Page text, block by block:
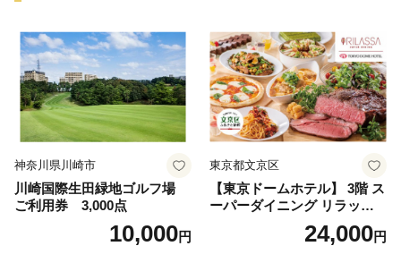
神奈川県川崎市
川崎国際生田緑地ゴルフ場
ご利用券 3,000点
10,000円
東京都文京区
【東京ドームホテル】 3階 ス
ーパーダイニング リラッサ
ランチブッフェ お食事券 大
人1名様分 関東 東京 ご利用
24,000円